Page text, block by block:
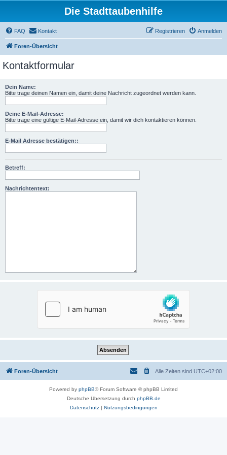
Die Stadttaubenhilfe
FAQ Kontakt Anmelden
Registrieren
Foren-Übersicht
Kontaktformular
Dein Name:
Bitte trage deinen Namen ein, damit deine Nachricht zugeordnet werden kann.
Deine E-Mail-Adresse:
Bitte trage eine gültige E-Mail-Adresse ein, damit wir dich kontaktieren können.
E-Mail Adresse bestätigen::
Betreff:
Nachrichtentext:
Foren-Übersicht Alle Zeiten sind UTC+02:00
Powered by phpBB® Forum Software © phpBB Limited
Deutsche Übersetzung durch phpBB.de
Datenschutz| Nutzungsbedingungen